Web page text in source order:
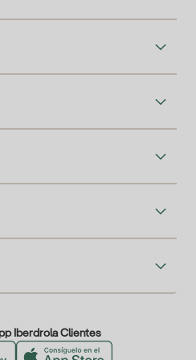
Iberdrola Clientes